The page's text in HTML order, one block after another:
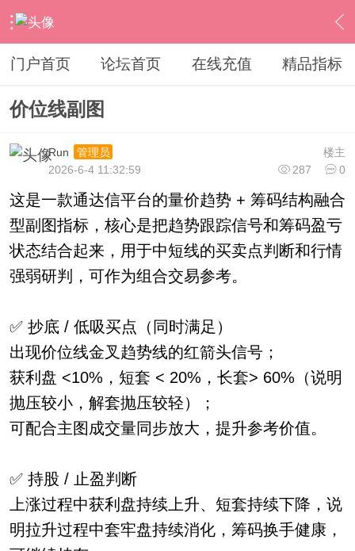
› 通达信指标公式 › 副图公式 › 内容
门户首页 论坛首页 在线充值 精品指标
价位线副图
楼主
Run
管理员
287
0
2026-6-4 11:32:59
这是一款通达信平台的量价趋势 + 筹码结构融合
型副图指标，核心是把趋势跟踪信号和筹码盈亏
状态结合起来，用于中短线的买卖点判断和行情
强弱研判，可作为组合交易参考。
✅ 抄底 / 低吸买点（同时满足）
出现价位线金叉趋势线的红箭头信号；
获利盘 <10%，短套 < 20%，长套> 60%（说明
抛压较小，解套抛压较轻）；
可配合主图成交量同步放大，提升参考价值。
✅ 持股 / 止盈判断
上涨过程中获利盘持续上升、短套持续下降，说
明拉升过程中套牢盘持续消化，筹码换手健康，